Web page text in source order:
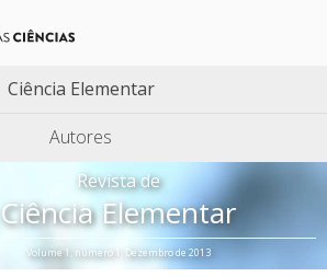
Ciência Elementar
Autores
Revista de
Ciência Elementar
Volume 1, número 1, Dezembro de 2013